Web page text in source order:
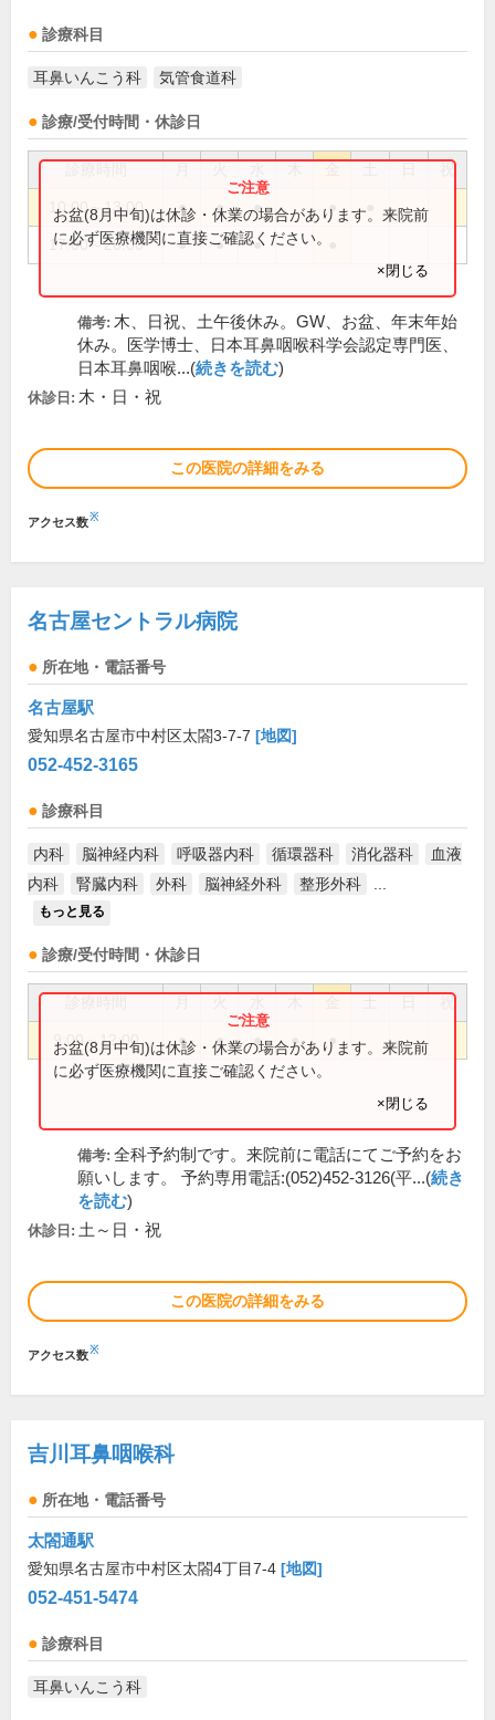
診療科目
耳鼻いんこう科 気管食道科
診療/受付時間・休診日
祝
10:00～13:00 ● ● ● ●
17:00～20:00 ● ● ●
お盆(8月中旬)は休診・休業の場合があります。来院前
に必ず医療機関に直接ご確認ください。
×閉じる
備考: 木、日祝、土午後休み。GW、お盆、年末年始
休み。医学博士、日本耳鼻咽喉科学会認定専門医、
日本耳鼻咽喉...(続きを読む)
休診日: 木・日・祝
この医院の詳細をみる
アクセス数※
名古屋セントラル病院
所在地・電話番号
名古屋駅
愛知県名古屋市中村区太閤3-7-7 [地図]
052-452-3165
診療科目
内科 脳神経内科 呼吸器内科 循環器科 消化器科
血液
内科
腎臓内科 外科 脳神経外科 整形外科
もっと見る
診療/受付時間・休診日
祝
9:00～12:00 ● ● ● ● ●
お盆(8月中旬)は休診・休業の場合があります。来院前
に必ず医療機関に直接ご確認ください。
×閉じる
備考: 全科予約制です。来院前に電話にてご予約をお
願いします。 予約専用電話:(052)452-3126(平...(続き
を読む)
休診日: 土～日・祝
この医院の詳細をみる
アクセス数※
吉川耳鼻咽喉科
所在地・電話番号
太閤通駅
愛知県名古屋市中村区太閤4丁目7-4 [地図]
052-451-5474
診療科目
耳鼻いんこう科